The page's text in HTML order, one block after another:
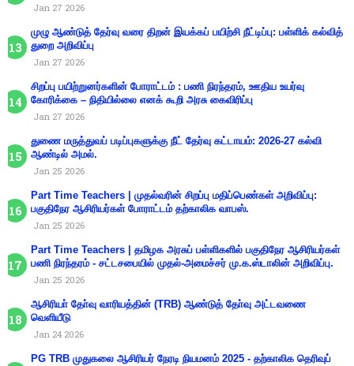
Jan 27 2026
முழு ஆண்டுத் தேர்வு வரை திறன் இயக்கப் பயிற்சி நீட்டிப்பு: பள்ளிக் கல்வித்
துறை அறிவிப்பு
Jan 27 2026
சிறப்பு பயிற்றுனர்களின் போராட்டம் : பணி நிரந்தரம், ஊதிய உயர்வு
கோரிக்கை – நிதியில்லை எனக் கூறி அரசு கைவிரிப்பு
Jan 27 2026
துணை மருத்துவப் படிப்புகளுக்கு நீட் தேர்வு கட்டாயம்: 2026-27 கல்வி
ஆண்டில் அமல்.
Jan 25 2026
Part Time Teachers | முதல்வரின் சிறப்பு மதிப்பெண்கள் அறிவிப்பு:
பகுதிநேர ஆசிரியர்கள் போராட்டம் தற்காலிக வாபஸ்.
Jan 25 2026
Part Time Teachers | தமிழக அரசுப் பள்ளிகளில் பகுதிநேர ஆசிரியர்கள்
பணி நிரந்தரம் - சட்டசபையில் முதல்-அமைச்சர் மு.க.ஸ்டாலின் அறிவிப்பு.
Jan 25 2026
ஆசிரியா் தோ்வு வாரியத்தின் (TRB) ஆண்டுத் தோ்வு அட்டவணை
வெளியீடு
Jan 24 2026
PG TRB முதுகலை ஆசிரியர் நேரடி நியமனம் 2025 - தற்காலிக தெரிவுப்